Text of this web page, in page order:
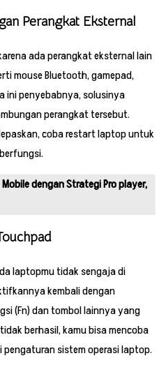
Perangkat Eksternal
ada perangkat eksternal lain
mouse Bluetooth, gamepad,
ini penyebabnya, solusinya
perangkat tersebut.
coba restart laptop untuk
Mobile dengan Strategi Pro player,
laptopmu tidak sengaja di
kembali dengan
(Fn) dan tombol lainnya yang
berhasil, kamu bisa mencoba
sistem operasi laptop.